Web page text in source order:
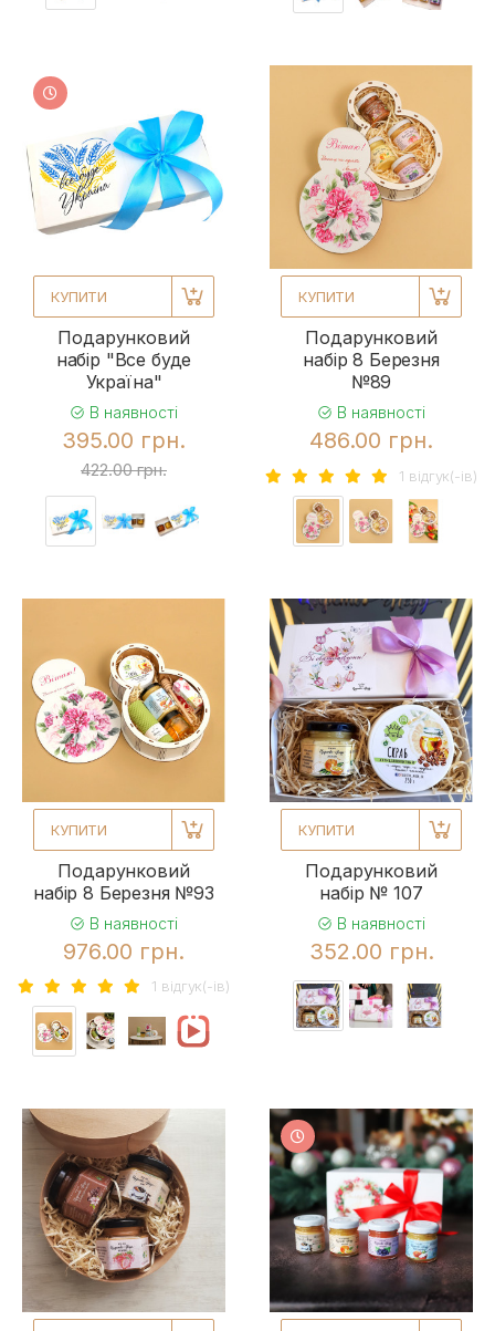
КУПИТИ
Подарунковий
набір "Все буде
Україна"
В наявності
395.00 грн.
422.00 грн.
КУПИТИ
Подарунковий
набір 8 Березня
№89
В наявності
486.00 грн.
1 вiдгук(-iв)
КУПИТИ
Подарунковий
набір 8 Березня №93
В наявності
976.00 грн.
1 вiдгук(-iв)
КУПИТИ
Подарунковий
набір № 107
В наявності
352.00 грн.